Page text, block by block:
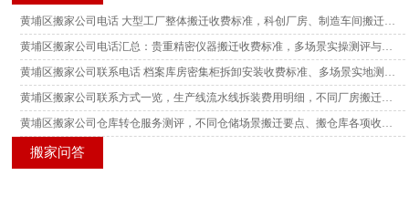
黄埔区搬家公司电话 大型工厂整体搬迁收费标准，科创厂房、制造车间搬迁真实场景测评参考
黄埔区搬家公司电话汇总：贵重精密仪器搬迁收费标准，多场景实操测评与搬迁风险参考
黄埔区搬家公司联系电话 档案库房密集柜拆卸安装收费标准、多场景实地测评与搬迁实操参考
黄埔区搬家公司联系方式一览，生产线流水线拆装费用明细，不同厂房搬迁场景实测测评解读
黄埔区搬家公司仓库转仓服务测评，不同仓储场景搬迁要点、搬仓库各项收费标准参考
搬家问答